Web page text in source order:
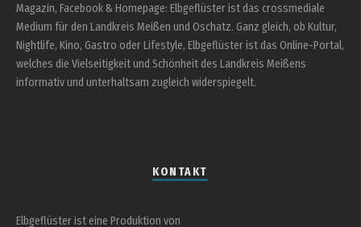
Magazin, Facebook & Homepage: Elbgeflüster ist das crossmediale
Medium für den Landkreis Meißen und Oschatz. Ganz gleich, ob Kultur,
Nightlife, Kino, Gastro oder Lifestyle, Elbgeflüster ist das Online-Portal,
welches die Vielseitigkeit und Schönheit des Landkreis Meißens
informativ und unterhaltsam zugleich widerspiegelt.
KONTAKT
Elbgeflüster ist eine Produktion von